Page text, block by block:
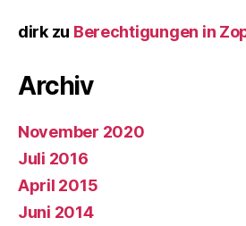
dirkzu Berechtigungen in
Archiv
November 2020
Juli 2016
April 2015
Juni 2014